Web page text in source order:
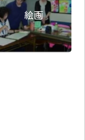
絵画